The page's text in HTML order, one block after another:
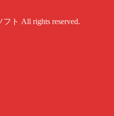
ト All rights reserved.